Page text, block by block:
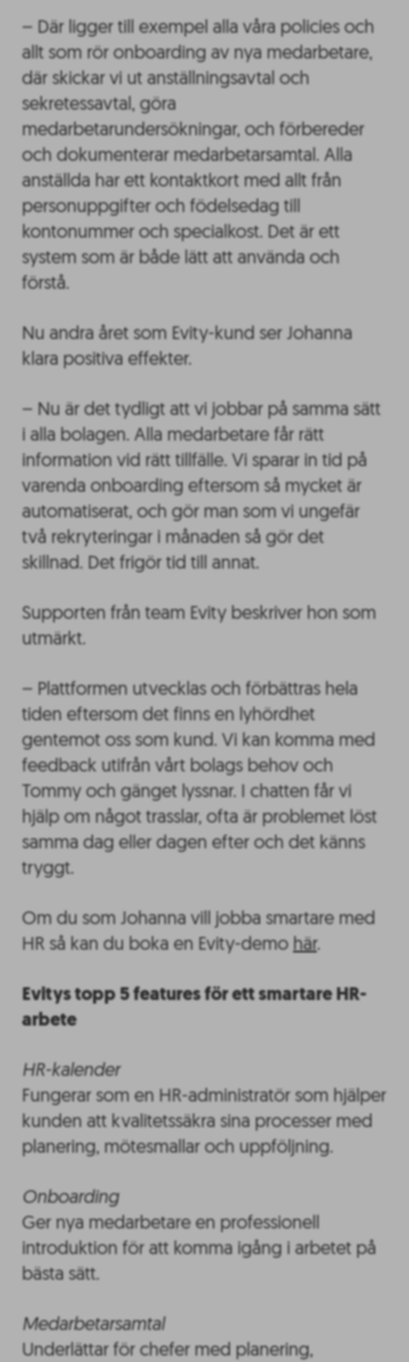
– Där ligger till exempel alla våra policies och
allt som rör onboarding av nya medarbetare,
där skickar vi ut anställningsavtal och
sekretessavtal, göra
medarbetarundersökningar, och förbereder
och dokumenterar medarbetarsamtal. Alla
anställda har ett kontaktkort med allt från
personuppgifter och födelsedag till
kontonummer och specialkost. Det är ett
system som är både lätt att använda och
förstå.
Nu andra året som Evity-kund ser Johanna
klara positiva effekter.
– Nu är det tydligt att vi jobbar på samma sätt
i alla bolagen. Alla medarbetare får rätt
information vid rätt tillfälle. Vi sparar in tid på
varenda onboarding eftersom så mycket är
automatiserat, och gör man som vi ungefär
två rekryteringar i månaden så gör det
skillnad. Det frigör tid till annat.
Supporten från team Evity beskriver hon som
utmärkt.
– Plattformen utvecklas och förbättras hela
tiden eftersom det finns en lyhördhet
gentemot oss som kund. Vi kan komma med
feedback utifrån vårt bolags behov och
Tommy och gänget lyssnar. I chatten får vi
hjälp om något trasslar, ofta är problemet löst
samma dag eller dagen efter och det känns
tryggt.
Om du som Johanna vill jobba smartare med
HR så kan du boka en Evity-demo här.
Evitys topp 5 features för ett smartare HR-
arbete
HR-kalender
Fungerar som en HR-administratör som hjälper
kunden att kvalitetssäkra sina processer med
planering, mötesmallar och uppföljning.
Onboarding
Ger nya medarbetare en professionell
introduktion för att komma igång i arbetet på
bästa sätt.
Medarbetarsamtal
Underlättar för chefer med planering,